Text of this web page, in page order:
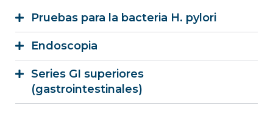
Pruebas para la bacteria H. pylori
Endoscopia
Series GI superiores
(gastrointestinales)